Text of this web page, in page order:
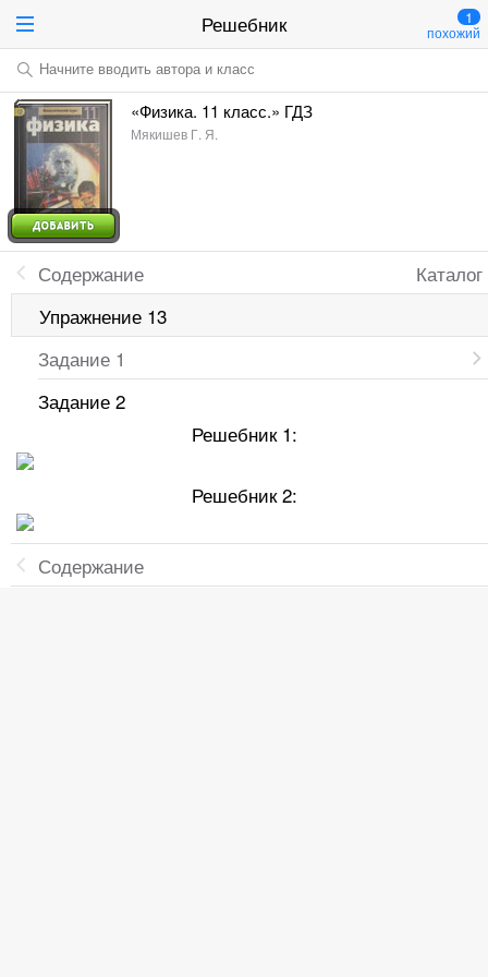
Решебник 1
похожий
Начните вводить автора и класс
«Физика. 11 класс.» ГДЗ
Мякишев Г. Я.
Каталог
Содержание
Упражнение 13
Задание 1
Задание 2
Решебник 1:
Решебник 2:
Содержание